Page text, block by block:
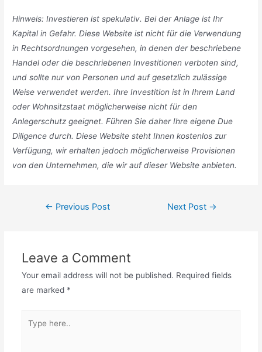
Hinweis: Investieren ist spekulativ. Bei der Anlage ist Ihr
Kapital in Gefahr. Diese Website ist nicht für die Verwendung
in Rechtsordnungen vorgesehen, in denen der beschriebene
Handel oder die beschriebenen Investitionen verboten sind,
und sollte nur von Personen und auf gesetzlich zulässige
Weise verwendet werden. Ihre Investition ist in Ihrem Land
oder Wohnsitzstaat möglicherweise nicht für den
Anlegerschutz geeignet. Führen Sie daher Ihre eigene Due
Diligence durch. Diese Website steht Ihnen kostenlos zur
Verfügung, wir erhalten jedoch möglicherweise Provisionen
von den Unternehmen, die wir auf dieser Website anbieten.
Post← Previous Post Next Post →
Leave a Comment
Your email address will not be published. Required fields
are marked *
here..